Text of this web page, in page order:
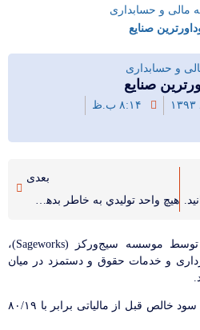
مالی و حسابداری
صنایع
و حسابداری
صنایع
۸:۱۴ ب.ظ
بعدی
هيچ واحد توليدي به خاطر بدهي پلمب نخواهد شد
بر اساس بررسی انجام شده توسط موسسه سیجورکز (Sageworks)،
و خدمات حقوق و دستمزد در میان
این خدمات روی هم رفته حاشیه سود خالص قبل از مالیاتی برابر با ۸۰/۱۹